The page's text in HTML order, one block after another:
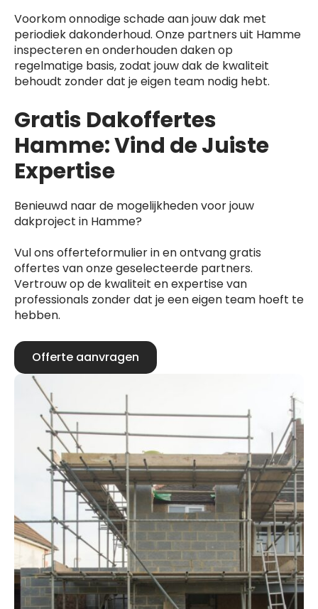
Voorkom onnodige schade aan jouw dak met
periodiek dakonderhoud. Onze partners uit Hamme
inspecteren en onderhouden daken op
regelmatige basis, zodat jouw dak de kwaliteit
behoudt zonder dat je eigen team nodig hebt.
Gratis Dakoffertes
Hamme: Vind de Juiste
Expertise
Benieuwd naar de mogelijkheden voor jouw
dakproject in Hamme?
Vul ons offerteformulier in en ontvang gratis
offertes van onze geselecteerde partners.
Vertrouw op de kwaliteit en expertise van
professionals zonder dat je een eigen team hoeft te
hebben.
Offerte aanvragen